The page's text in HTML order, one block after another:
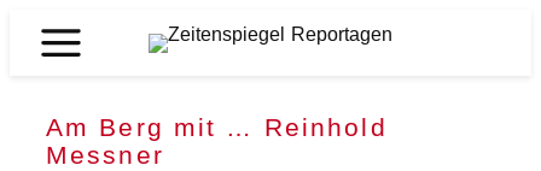
Inhalt
Zeitenspiegel
Am Berg mit … Reinhold
Messner